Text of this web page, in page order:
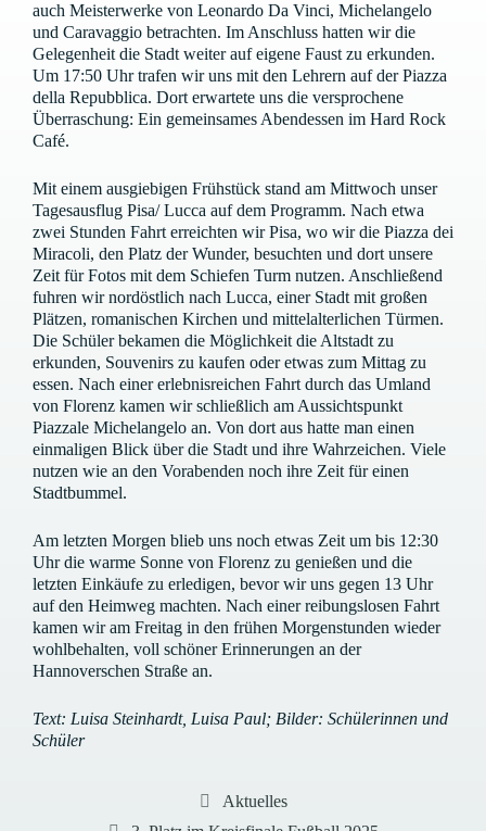
auch Meisterwerke von Leonardo Da Vinci, Michelangelo
und Caravaggio betrachten. Im Anschluss hatten wir die
Gelegenheit die Stadt weiter auf eigene Faust zu erkunden.
Um 17:50 Uhr trafen wir uns mit den Lehrern auf der Piazza
della Repubblica. Dort erwartete uns die versprochene
Überraschung: Ein gemeinsames Abendessen im Hard Rock
Café.
Mit einem ausgiebigen Frühstück stand am Mittwoch unser
Tagesausflug Pisa/ Lucca auf dem Programm. Nach etwa
zwei Stunden Fahrt erreichten wir Pisa, wo wir die Piazza dei
Miracoli, den Platz der Wunder, besuchten und dort unsere
Zeit für Fotos mit dem Schiefen Turm nutzen. Anschließend
fuhren wir nordöstlich nach Lucca, einer Stadt mit großen
Plätzen, romanischen Kirchen und mittelalterlichen Türmen.
Die Schüler bekamen die Möglichkeit die Altstadt zu
erkunden, Souvenirs zu kaufen oder etwas zum Mittag zu
essen. Nach einer erlebnisreichen Fahrt durch das Umland
von Florenz kamen wir schließlich am Aussichtspunkt
Piazzale Michelangelo an. Von dort aus hatte man einen
einmaligen Blick über die Stadt und ihre Wahrzeichen. Viele
nutzen wie an den Vorabenden noch ihre Zeit für einen
Stadtbummel.
Am letzten Morgen blieb uns noch etwas Zeit um bis 12:30
Uhr die warme Sonne von Florenz zu genießen und die
letzten Einkäufe zu erledigen, bevor wir uns gegen 13 Uhr
auf den Heimweg machten. Nach einer reibungslosen Fahrt
kamen wir am Freitag in den frühen Morgenstunden wieder
wohlbehalten, voll schöner Erinnerungen an der
Hannoverschen Straße an.
Text: Luisa Steinhardt, Luisa Paul; Bilder: Schülerinnen und
Schüler
Kategorien
Aktuelles